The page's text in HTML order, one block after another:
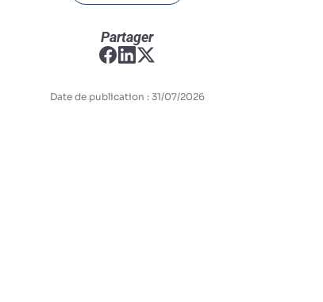
Partager
Date de publication : 31/07/2026